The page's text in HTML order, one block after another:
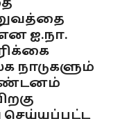
ஐ.நா.
நாடுகளும்
கண்டனம்